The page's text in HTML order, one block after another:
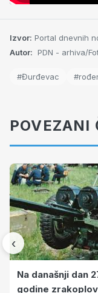
Izvor: Portal dnevnih
Autor: PDN - arhiva/
#Đurđevac
POVEZANI
‹
Na današnji dan
godine